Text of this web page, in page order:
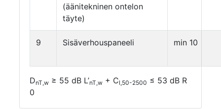
(äänitekninen ontelon
täyte)
9 Sisäverhouspaneeli min 10
DnT,w ≥ 55 dB L’nT,w + Cl,50-2500 ≤ 53 dB R
0